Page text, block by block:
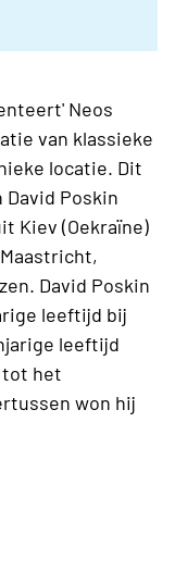
Neos
van klassieke
locatie. Dit
David Poskin
Kiev (Oekraïne)
David Poskin
leeftijd bij
leeftijd
tot het
won hij